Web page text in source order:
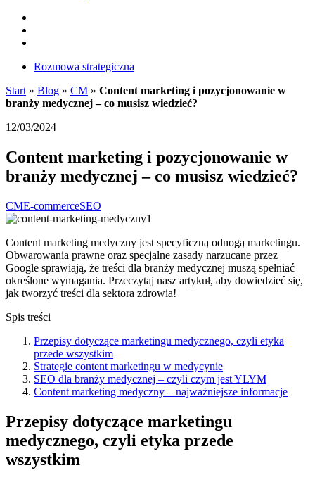
Rozmowa strategiczna
Start » Blog » CM » Content marketing i pozycjonowanie w
branży medycznej – co musisz wiedzieć?
12/03/2024
Content marketing i pozycjonowanie w
branży medycznej – co musisz wiedzieć?
CME-commerceSEO
Content marketing medyczny jest specyficzną odnogą marketingu.
Obwarowania prawne oraz specjalne zasady narzucane przez
Google sprawiają, że treści dla branży medycznej muszą spełniać
określone wymagania. Przeczytaj nasz artykuł, aby dowiedzieć się,
jak tworzyć treści dla sektora zdrowia!
Spis treści
Przepisy dotyczące marketingu medycznego, czyli etyka
przede wszystkim
Strategie content marketingu w medycynie
SEO dla branży medycznej – czyli czym jest YLYM
Content marketing medyczny – najważniejsze informacje
Przepisy dotyczące marketingu
medycznego, czyli etyka przede
wszystkim